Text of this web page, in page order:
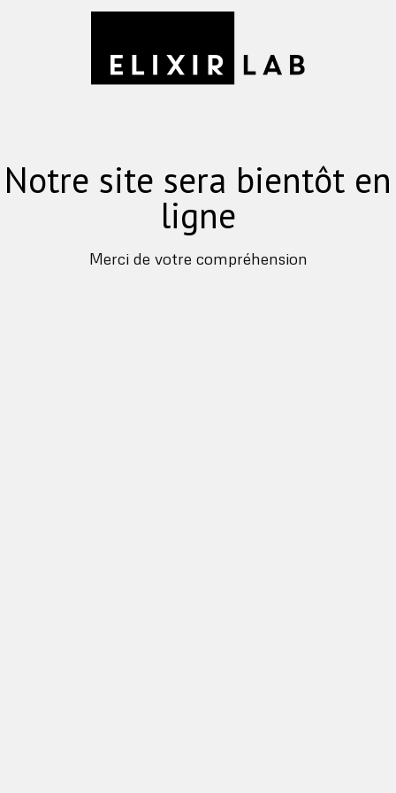
Notre site sera bientôt en
ligne
Merci de votre compréhension